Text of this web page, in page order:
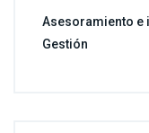
Asesoramiento e
Gestión